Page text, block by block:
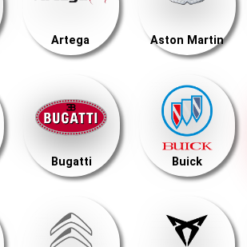
Artega Aston Martin
Bugatti Buick